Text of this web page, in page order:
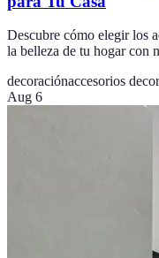
Descubre cómo elegir los
la belleza de tu hogar con
decoraciónaccesorios
Aug 6